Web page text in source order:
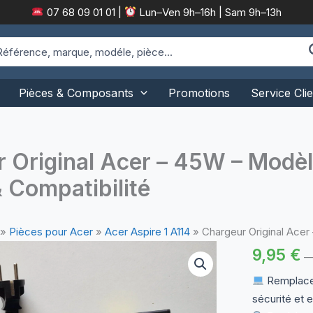
07 68 09 01 01 Lun–Ven 9h–16h | Sam 9h–13h
Pièces & Composants Promotions Service
Original Acer – 45W –
Compatibilité
» Pièces pour Acer» Acer Aspire 1 A114» Chargeur Original
9,95 €
sécurité et